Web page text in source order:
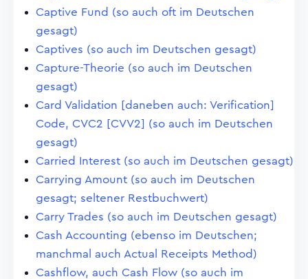
Captive Fund (so auch oft im Deutschen
gesagt)
Captives (so auch im Deutschen gesagt)
Capture-Theorie (so auch im Deutschen
gesagt)
Card Validation [daneben auch: Verification]
Code, CVC2 [CVV2] (so auch im Deutschen
gesagt)
Carried Interest (so auch im Deutschen gesagt)
Carrying Amount (so auch im Deutschen
gesagt; seltener Restbuchwert)
Carry Trades (so auch im Deutschen gesagt)
Cash Accounting (ebenso im Deutschen;
manchmal auch Actual Receipts Method)
Cashflow, auch Cash Flow (so auch im